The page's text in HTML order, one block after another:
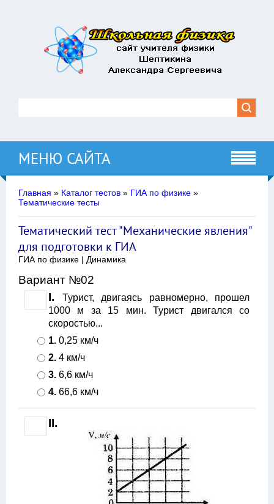
МЕНЮ САЙТА
Главная » Каталог тестов » ГИА по физике »
Тематические тесты
Тематический тест "Механические явления"
для подготовки к ГИА
ГИА по физике | Динамика
Вариант №02
I.
Турист, двигаясь равномерно, прошел
1000 м за 15 мин. Турист двигался со
скоростью...
1. 0,25 км/ч
2. 4 км/ч
3. 6,6 км/ч
4. 66,6 км/ч
II.